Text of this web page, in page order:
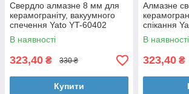
Свердло алмазне 8 мм для
керамограніту, вакуумного
спечення Yato YT-60402
В наявності
323,40 ₴ 330 ₴
Купити
Алмазне
спікання
В наявності
323,40 ₴